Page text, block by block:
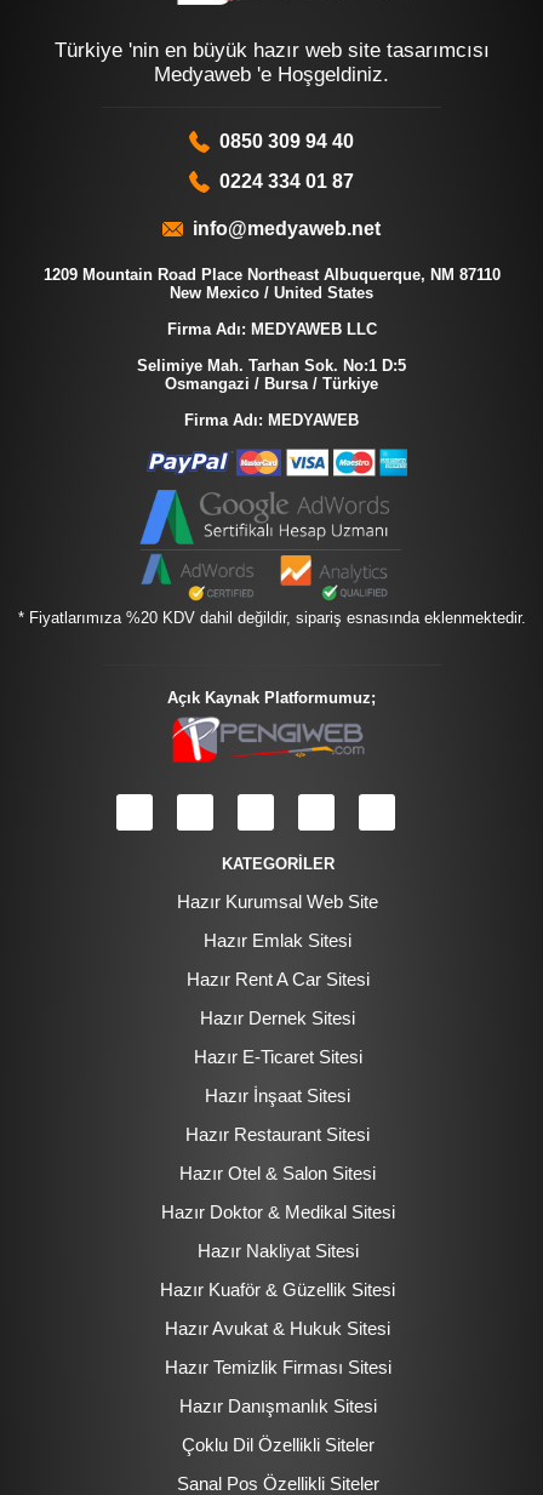
Türkiye 'nin en büyük hazır web site tasarımcısı
Medyaweb 'e Hoşgeldiniz.
0850 309 94 40
0224 334 01 87
info@medyaweb.net
1209 Mountain Road Place Northeast Albuquerque, NM 87110
New Mexico / United States
Firma Adı: MEDYAWEB LLC
Selimiye Mah. Tarhan Sok. No:1 D:5
Osmangazi / Bursa / Türkiye
Firma Adı: MEDYAWEB
* Fiyatlarımıza %20 KDV dahil değildir, sipariş esnasında eklenmektedir.
Açık Kaynak Platformumuz;
KATEGORİLER
Hazır Kurumsal Web Site
Hazır Emlak Sitesi
Hazır Rent A Car Sitesi
Hazır Dernek Sitesi
Hazır E-Ticaret Sitesi
Hazır İnşaat Sitesi
Hazır Restaurant Sitesi
Hazır Otel & Salon Sitesi
Hazır Doktor & Medikal Sitesi
Hazır Nakliyat Sitesi
Hazır Kuaför & Güzellik Sitesi
Hazır Avukat & Hukuk Sitesi
Hazır Temizlik Firması Sitesi
Hazır Danışmanlık Sitesi
Çoklu Dil Özellikli Siteler
Sanal Pos Özellikli Siteler